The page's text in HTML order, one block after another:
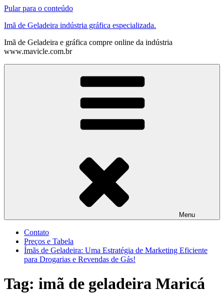
Pular para o conteúdo
Imã de Geladeira indústria gráfica especializada.
Imã de Geladeira e gráfica compre online da indústria
www.mavicle.com.br
Menu
Contato
Preços e Tabela
Ímãs de Geladeira: Uma Estratégia de Marketing Eficiente
para Drogarias e Revendas de Gás!
Tag: imã de geladeira Maricá